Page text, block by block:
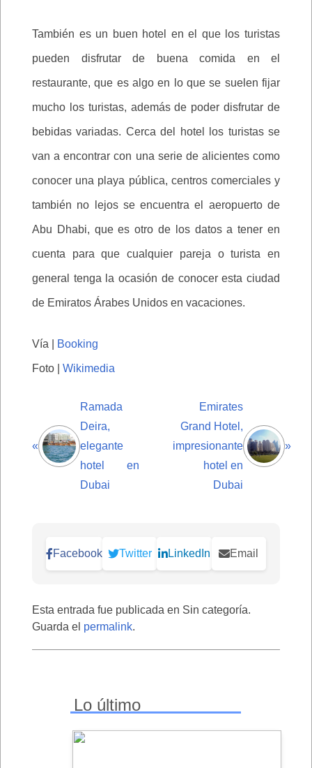
También es un buen hotel en el que los turistas
pueden disfrutar de buena comida en el
restaurante, que es algo en lo que se suelen fijar
mucho los turistas, además de poder disfrutar de
bebidas variadas. Cerca del hotel los turistas se
van a encontrar con una serie de alicientes como
conocer una playa pública, centros comerciales y
también no lejos se encuentra el aeropuerto de
Abu Dhabi, que es otro de los datos a tener en
cuenta para que cualquier pareja o turista en
general tenga la ocasión de conocer esta ciudad
de Emiratos Árabes Unidos en vacaciones.
Vía | Booking
Foto | Wikimedia
«
Ramada
Deira,
elegante
hotel en
Dubai
Emirates
Grand Hotel,
impresionante
hotel en
Dubai
»
Facebook Twitter LinkedIn Email
Esta entrada fue publicada en Sin categoría.
Guarda el permalink.
Lo último